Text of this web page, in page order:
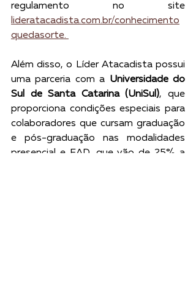
lideratacadista.com.br/conhecimento
quedasorte.
Além disso, o Líder Atacadista possui
uma parceria com a Universidade do
Sul de Santa Catarina (UniSul), que
proporciona condições especiais para
colaboradores que cursam graduação
e pós-graduação nas modalidades
presencial e EAD, que vão de 25% a